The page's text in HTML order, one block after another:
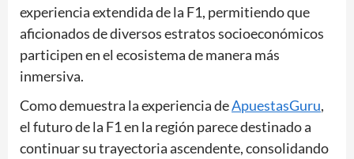
experiencia extendida de la F1, permitiendo que
aficionados de diversos estratos socioeconómicos
participen en el ecosistema de manera más
inmersiva.
Como demuestra la experiencia deApuestasGuru,
el futuro de la F1 en la región parece destinado a
continuar su trayectoria ascendente, consolidando